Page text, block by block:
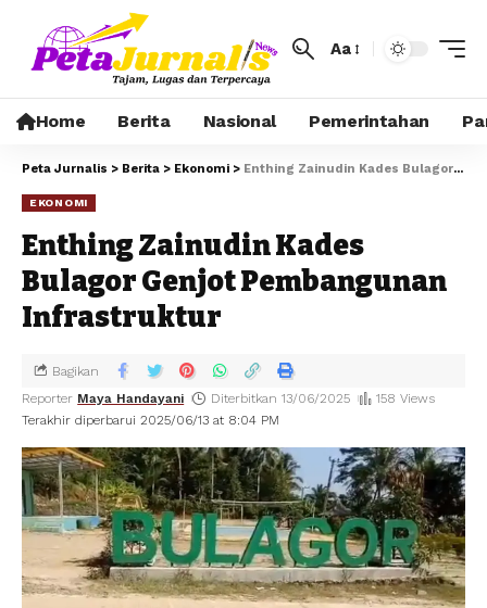
Aa
Home Berita Nasional Pemerintahan
Peta Jurnalis > Berita > Ekonomi > Enthing Zainudin Kades Bulagor Genjot Pembangunan Infrastruktur
EKONOMI
Enthing Zainudin Kades
Bulagor Genjot Pembangunan
Infrastruktur
Terakhir diperbarui 2025/06/13 at 8:04 PM
Reporter Maya Handayani Diterbitkan 13/06/2025 158 Views
Bagikan